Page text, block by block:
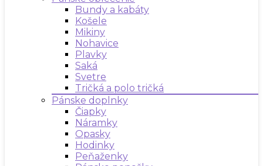
Bundy a kabáty
Košele
Mikiny
Nohavice
Plavky
Saká
Svetre
Tričká a polo tričká
Pánske doplnky
Čiapky
Náramky
Opasky
Hodinky
Peňaženky